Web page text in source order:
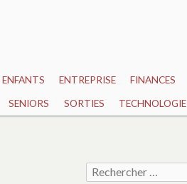
ENFANTS ENTREPRISE FINANCES
SENIORS SORTIES TECHNOLOGIE
Recherche